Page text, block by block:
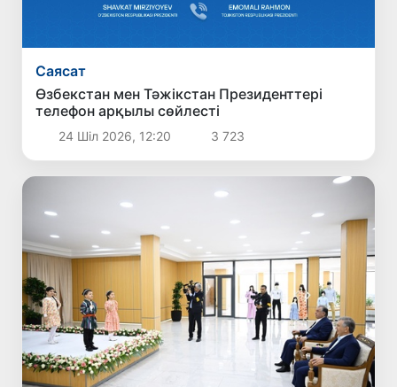
Саясат
Өзбекстан мен Тәжікстан Президенттері
телефон арқылы сөйлесті
24 Шіл 2026, 12:20 3 723